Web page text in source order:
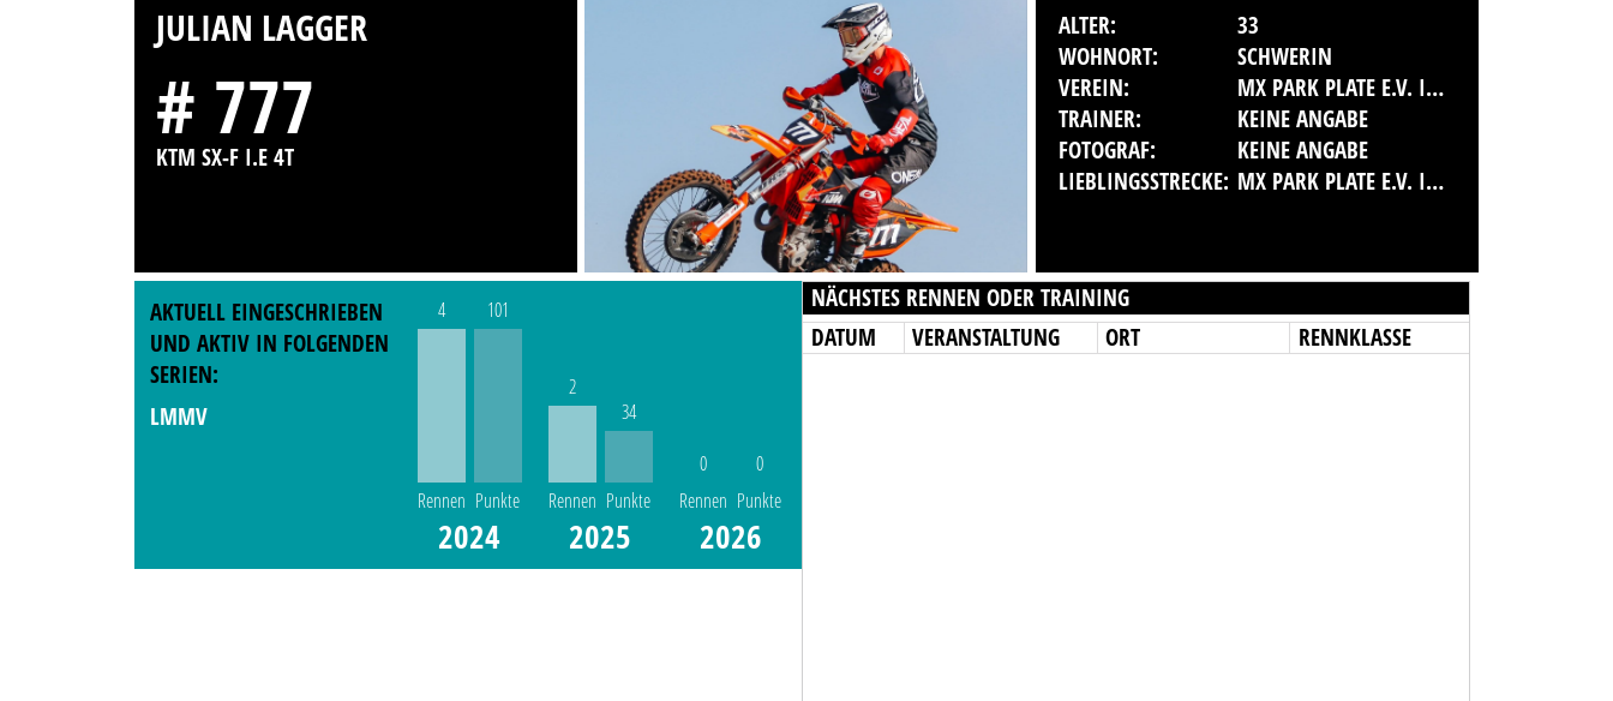
JULIAN LAGGER
# 777
KTM SX-F I.E 4T
ALTER:
33
WOHNORT:
SCHWERIN
VEREIN:
MX PARK PLATE E.V. IM ADAC
TRAINER:
KEINE ANGABE
FOTOGRAF:
KEINE ANGABE
LIEBLINGSSTRECKE:
MX PARK PLATE E.V. IM ADAC
AKTUELL EINGESCHRIEBEN
UND AKTIV IN FOLGENDEN
SERIEN:
LMMV
4
Rennen
101
Punkte
2024
2
Rennen
34
Punkte
2025
0
Rennen
0
Punkte
2026
NÄCHSTES RENNEN ODER TRAINING
DATUM
VERANSTALTUNG ORT RENNKLASSE